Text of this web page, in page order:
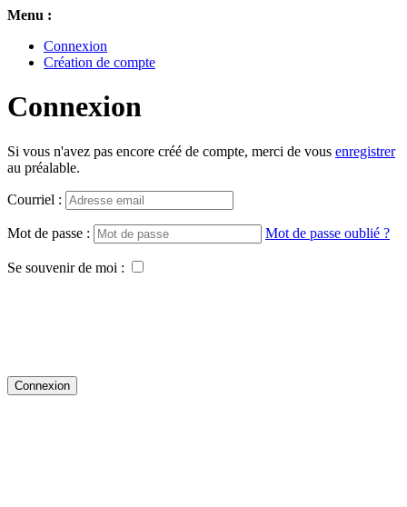
Menu :
Connexion
Création de compte
Connexion
Si vous n'avez pas encore créé de compte, merci de vous enregistrer
au préalable.
Courriel :
Mot de passe : Mot de passe oublié ?
Se souvenir de moi :
Connexion